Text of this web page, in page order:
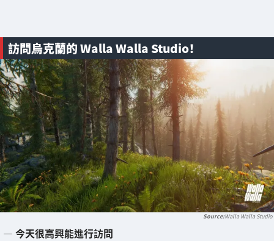
訪問烏克蘭的 Walla Walla Studio！
Walla Walla Studio
― 今天很高興能進行訪問